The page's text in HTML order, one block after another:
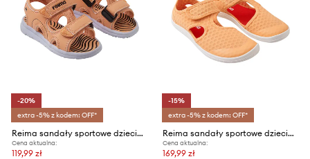
-20%
extra -5% z kodem: OFF*
Reima sandały sportowe dziecięce Bungee
Cena aktualna:
119,99 zł
-15%
extra -5% z kodem: OFF*
Reima sandały sportowe dziecięce Rantaan
Cena aktualna:
169,99 zł